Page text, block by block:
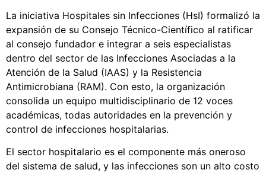
La iniciativa Hospitales sin Infecciones (HsI) formalizó la
expansión de su Consejo Técnico-Científico al ratificar
al consejo fundador e integrar a seis especialistas
dentro del sector de las Infecciones Asociadas a la
Atención de la Salud (IAAS) y la Resistencia
Antimicrobiana (RAM). Con esto, la organización
consolida un equipo multidisciplinario de 12 voces
académicas, todas autoridades en la prevención y
control de infecciones hospitalarias.
El sector hospitalario es el componente más oneroso
del sistema de salud, y las infecciones son un alto costo